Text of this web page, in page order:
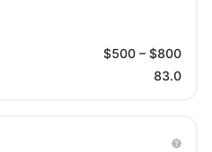
$500 – $800
83.0